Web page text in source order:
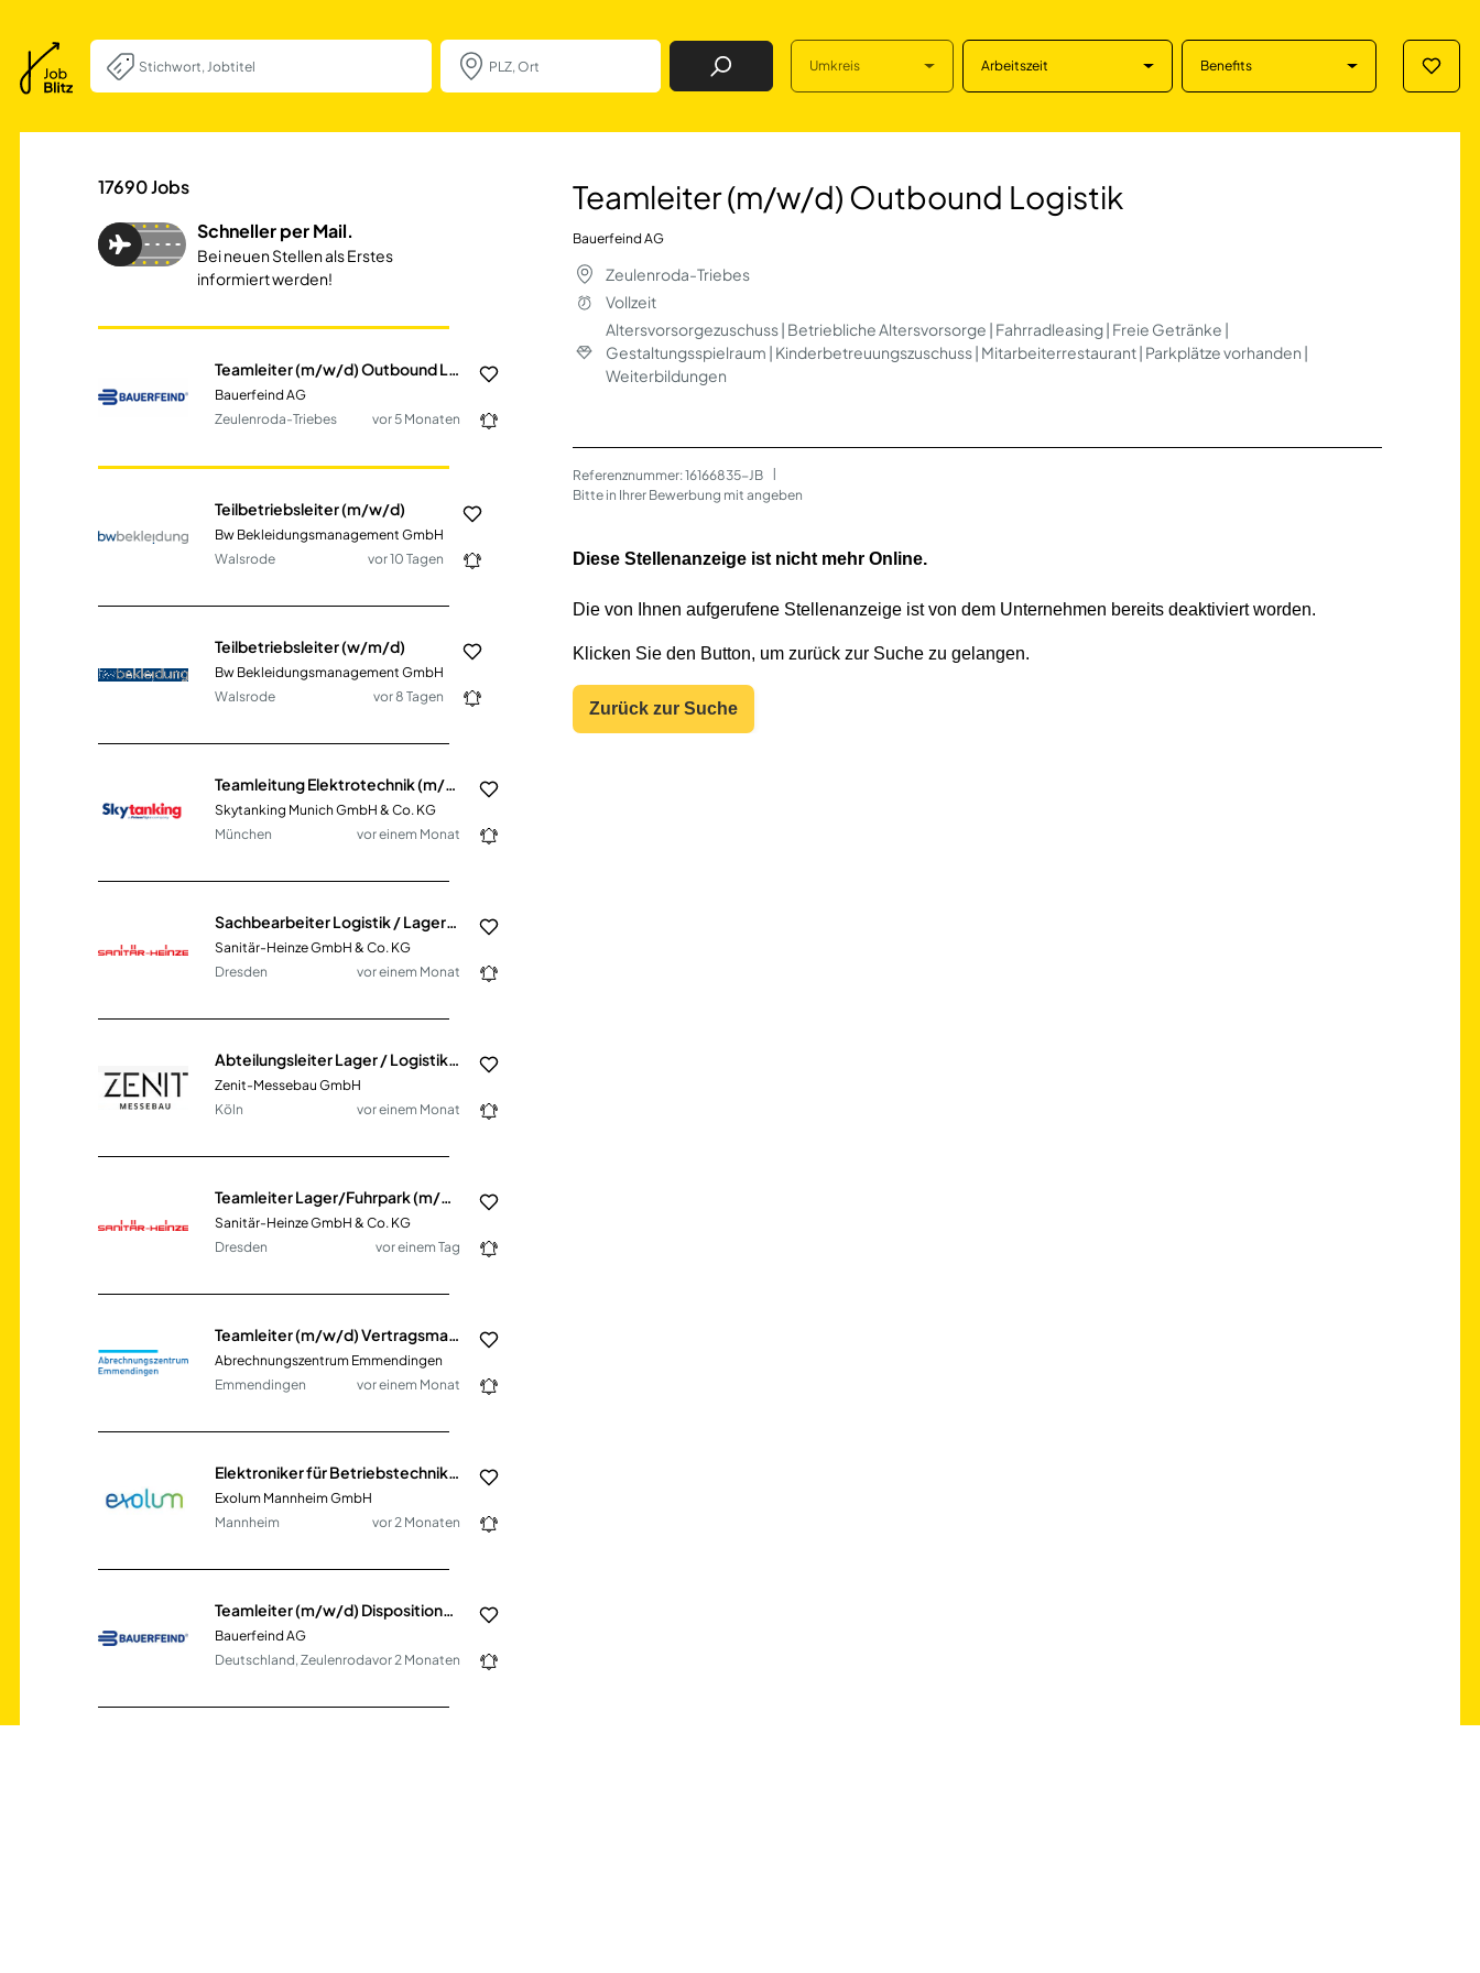
Job Finden Umkreis Arbeitszeit Benefits
Teamleiter (m/w/d) Outbound Logistik in
17690Jobs
Schneller per Mail.
Bei neuen Stellen als Erstes
informiert werden!
Bauerfeind AG
Zeulenroda-Triebes
vor 5 Monaten
Teilbetriebsleiter (m/w/d)
Bw Bekleidungsmanagement GmbH
Walsrode
vor 10 Tagen
Teilbetriebsleiter (w/m/d)
Bw Bekleidungsmanagement GmbH
Walsrode
vor 8 Tagen
Teamleitung Elektrotechnik (m/w/d)
Skytanking Munich GmbH & Co. KG
München
vor einem Monat
Sachbearbeiter Logistik / Lagerbüro (m/w/d)
Sanitär-Heinze GmbH & Co. KG
Dresden
vor einem Monat
Abteilungsleiter Lager / Logistik (m/w/d) im Messebau und Innenausbau
Zenit-Messebau GmbH
Köln
vor einem Monat
Teamleiter Lager/Fuhrpark (m/w/d)
Sanitär-Heinze GmbH & Co. KG
Dresden
vor einem Tag
Teamleiter (m/w/d) Vertragsmanagement Vollzeit / Teilzeit
Abrechnungszentrum Emmendingen
Emmendingen
vor einem Monat
Elektroniker für Betriebstechnik / Elektroniker als Teamleiter (w/m/d) - Instandhaltung
Exolum Mannheim GmbH
Mannheim
vor 2 Monaten
Teamleiter (m/w/d) Disposition/Fertigungssteuerung
Bauerfeind AG
Deutschland, Zeulenrodavor 2 Monaten
Teamleiter (m/w/d) Outbound Logistik
Bauerfeind AG
Zeulenroda-Triebes
Vollzeit
Altersvorsorgezuschuss | Betriebliche Altersvorsorge | Fahrradleasing | Freie Getränke |
Gestaltungsspielraum | Kinderbetreuungszuschuss | Mitarbeiterrestaurant | Parkplätze vorhanden |
Weiterbildungen
Referenznummer: 16166835-JB
Bitte in Ihrer Bewerbung mit angeben